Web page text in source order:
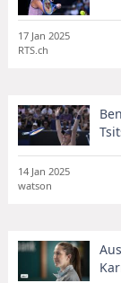
17 Jan 2025
RTS.ch
14 Jan 2025
watson